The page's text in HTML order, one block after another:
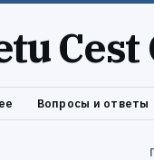
Cest
Вопросы и ответы